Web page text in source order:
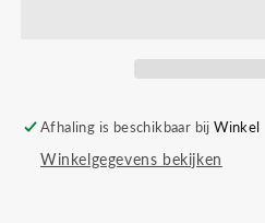
Afhaling is beschikbaar bijWinkel
Winkelgegevens bekijken